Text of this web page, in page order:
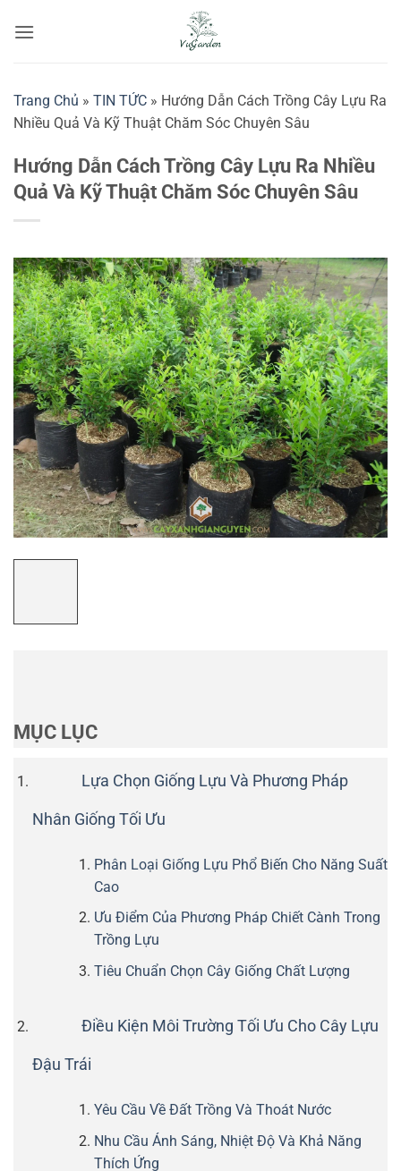
qua
Trang Chủ » TIN TỨC » Hướng Dẫn Cách Trồng Cây Lựu Ra
Nhiều Quả Và Kỹ Thuật Chăm Sóc Chuyên Sâu
Hướng Dẫn Cách Trồng Cây Lựu Ra Nhiều
Quả Và Kỹ Thuật Chăm Sóc Chuyên Sâu
MỤC LỤC
Lựa Chọn Giống Lựu Và Phương Pháp
Nhân Giống Tối Ưu
Phân Loại Giống Lựu Phổ Biến Cho Năng Suất
Cao
Ưu Điểm Của Phương Pháp Chiết Cành Trong
Trồng Lựu
Tiêu Chuẩn Chọn Cây Giống Chất Lượng
Điều Kiện Môi Trường Tối Ưu Cho Cây Lựu
Đậu Trái
Yêu Cầu Về Đất Trồng Và Thoát Nước
Nhu Cầu Ánh Sáng, Nhiệt Độ Và Khả Năng
Thích Ứng